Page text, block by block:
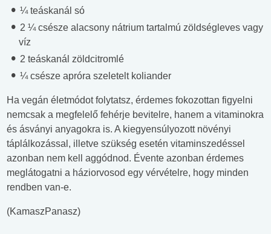
¼ teáskanál só
2 ¼ csésze alacsony nátrium tartalmú zöldségleves vagy
víz
2 teáskanál zöldcitromlé
¼ csésze apróra szeletelt koliander
Ha vegán életmódot folytatsz, érdemes fokozottan figyelni
nemcsak a megfelelő fehérje bevitelre, hanem a vitaminokra
és ásványi anyagokra is. A kiegyensúlyozott növényi
táplálkozással, illetve szükség esetén vitaminszedéssel
azonban nem kell aggódnod. Évente azonban érdemes
meglátogatni a háziorvosod egy vérvételre, hogy minden
rendben van-e.
(KamaszPanasz)